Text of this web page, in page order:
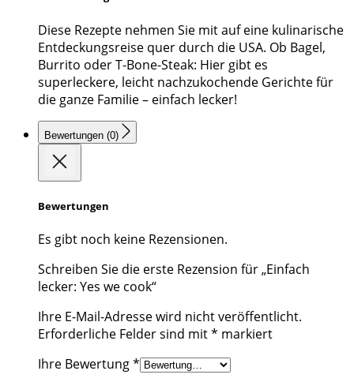
Diese Rezepte nehmen Sie mit auf eine kulinarische
Entdeckungsreise quer durch die USA. Ob Bagel,
Burrito oder T-Bone-Steak: Hier gibt es
superleckere, leicht nachzukochende Gerichte für
die ganze Familie – einfach lecker!
Bewertungen (0)
Bewertungen
Es gibt noch keine Rezensionen.
Schreiben Sie die erste Rezension für „Einfach
lecker: Yes we cook“
Ihre E-Mail-Adresse wird nicht veröffentlicht.
Erforderliche Felder sind mit* markiert
Ihre Bewertung*